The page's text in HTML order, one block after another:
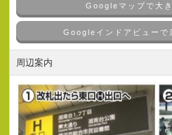
Googleマップで大
Googleインドアビューで
周辺案内